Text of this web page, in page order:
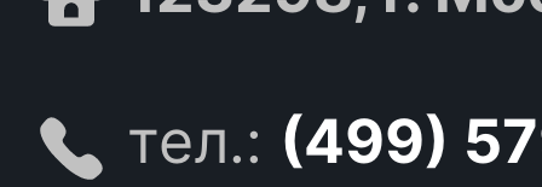
тел.: (499)